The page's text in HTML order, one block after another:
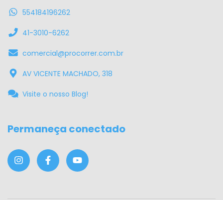
554184196262
41-3010-6262
comercial@procorrer.com.br
AV VICENTE MACHADO, 318
Visite o nosso Blog!
Permaneça conectado